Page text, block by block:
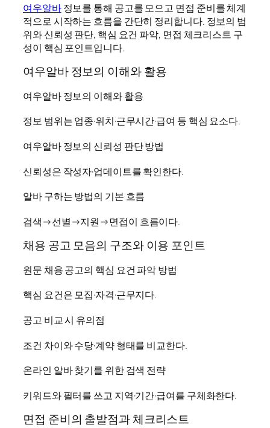
여우알바정보를 통해 공고를 모으고 면접 준비를 체계
적으로 시작하는 흐름을 간단히 정리합니다. 정보의 범
위와 신뢰성 판단, 핵심 요건 파악, 면접 체크리스트 구
성이 핵심 포인트입니다.
여우알바 정보의 이해와 활용
여우알바 정보의 이해와 활용
정보 범위는 업종·위치·근무시간·급여 등 핵심 요소다.
여우알바 정보의 신뢰성 판단 방법
신뢰성은 작성자·업데이트를 확인한다.
알바 구하는 방법의 기본 흐름
검색→선별→지원→면접이 흐름이다.
채용 공고 모음의 구조와 이용 포인트
원문 채용 공고의 핵심 요건 파악 방법
핵심 요건은 모집·자격·근무지다.
공고 비교 시 유의점
조건 차이와 수당·계약 형태를 비교한다.
온라인 알바 찾기를 위한 검색 전략
키워드와 필터를 쓰고 지역·기간·급여를 구체화한다.
면접 준비의 출발점과 체크리스트